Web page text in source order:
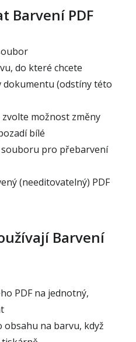
Barvení PDF
do které chcete
dokumentu (odstíny této
možnost změny
bílé
pro přebarvení
(needitovatelný) PDF
Barvení
PDF na jednotný,
na barvu, když